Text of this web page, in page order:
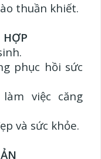
thuần khiết.
phục hồi sức
việc căng
và sức khỏe.